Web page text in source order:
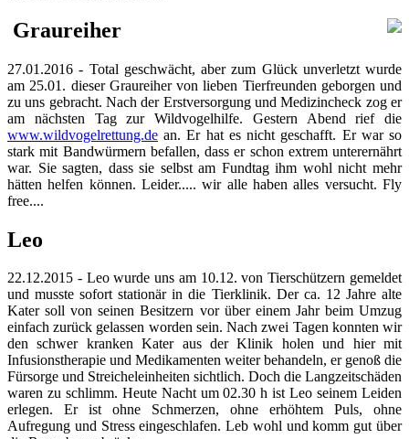
Graureiher
27.01.2016 - Total geschwächt, aber zum Glück unverletzt wurde
am 25.01. dieser Graureiher von lieben Tierfreunden geborgen und
zu uns gebracht. Nach der Erstversorgung und Medizincheck zog er
am nächsten Tag zur Wildvogelhilfe. Gestern Abend rief die
www.wildvogelrettung.de an. Er hat es nicht geschafft. Er war so
stark mit Bandwürmern befallen, dass er schon extrem unterernährt
war. Sie sagten, dass sie selbst am Fundtag ihm wohl nicht mehr
hätten helfen können. Leider..... wir alle haben alles versucht. Fly
free....
Leo
22.12.2015 - Leo wurde uns am 10.12. von Tierschützern gemeldet
und musste sofort stationär in die Tierklinik. Der ca. 12 Jahre alte
Kater soll von seinen Besitzern vor über einem Jahr beim Umzug
einfach zurück gelassen worden sein. Nach zwei Tagen konnten wir
den schwer kranken Kater aus der Klinik holen und hier mit
Infusionstherapie und Medikamenten weiter behandeln, er genoß die
Fürsorge und Streicheleinheiten sichtlich. Doch die Langzeitschäden
waren zu schlimm. Heute Nacht um 02.30 h ist Leo seinem Leiden
erlegen. Er ist ohne Schmerzen, ohne erhöhtem Puls, ohne
Aufregung und Stress eingeschlafen. Leb wohl und komm gut über